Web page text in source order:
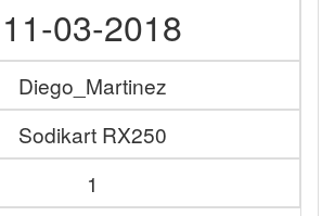
11-03-2018
Diego_Martinez
Sodikart RX250
1